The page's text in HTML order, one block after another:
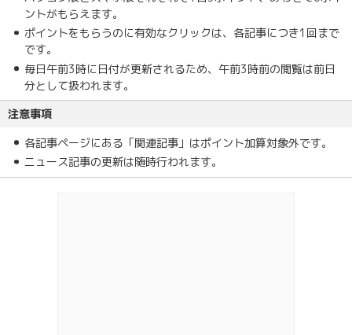
ントがもらえます。
ポイントをもらうのに有効なクリックは、各記事につき1回まで
です。
毎日午前3時に日付が更新されるため、午前3時前の閲覧は前日
分として扱われます。
注意事項
各記事ページにある「関連記事」はポイント加算対象外です。
ニュース記事の更新は随時行われます。